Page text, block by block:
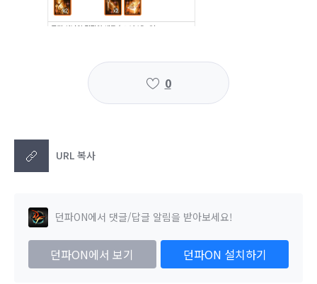
0
URL 복사
던파ON에서 댓글/답글 알림을 받아보세요!
던파ON에서 보기 던파ON 설치하기